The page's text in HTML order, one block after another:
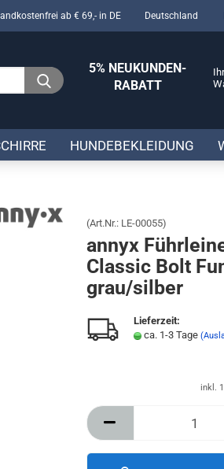
ab € 69,- in DE Deutschland
Passwort
Passwort vergessen?
Suche...5% NEUKUNDEN-
RABATT
HUNDEBEKLEIDUNG
(Art.Nr.: LE-00055)
annyx
Classic Bolt
grau/silber
Lieferzeit:
ca. 1-3 Tage
inkl.